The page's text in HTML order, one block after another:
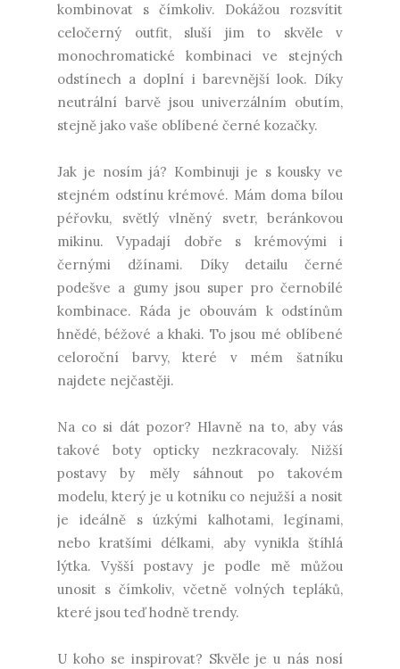
kombinovat s čímkoliv. Dokážou rozsvítit
celočerný outfit, sluší jim to skvěle v
monochromatické kombinaci ve stejných
odstínech a doplní i barevnější look. Díky
neutrální barvě jsou univerzálním obutím,
stejně jako vaše oblíbené černé kozačky.
Jak je nosím já? Kombinuji je s kousky ve
stejném odstínu krémové. Mám doma bílou
péřovku, světlý vlněný svetr, beránkovou
mikinu. Vypadají dobře s krémovými i
černými džínami. Díky detailu černé
podešve a gumy jsou super pro černobílé
kombinace. Ráda je obouvám k odstínům
hnědé, béžové a khaki. To jsou mé oblíbené
celoroční barvy, které v mém šatníku
najdete nejčastěji.
Na co si dát pozor? Hlavně na to, aby vás
takové boty opticky nezkracovaly. Nižší
postavy by měly sáhnout po takovém
modelu, který je u kotníku co nejužší a nosit
je ideálně s úzkými kalhotami, legínami,
nebo kratšími délkami, aby vynikla štíhlá
lýtka. Vyšší postavy je podle mě můžou
unosit s čímkoliv, včetně volných tepláků,
které jsou teď hodně trendy.
U koho se inspirovat? Skvěle je u nás nosí